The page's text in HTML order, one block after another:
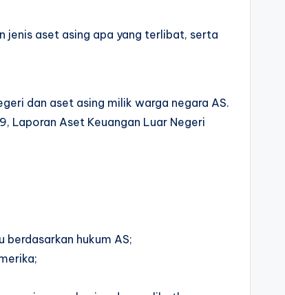
jenis aset asing apa yang terlibat, serta
dan aset asing milik warga negara AS.
Laporan Aset Keuangan Luar Negeri
hukum AS;